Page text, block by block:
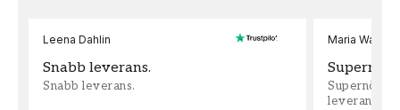
Leena Dahlin
Snabb leverans.
Snabb leverans.
Maria
leveran,